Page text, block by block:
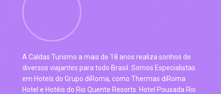
A Caldas Turismo a mais de 18 anos realiza sonhos de
diversos viajantes para todo Brasil. Somos Especialistas
em Hoteís do Grupo diRoma, como Thermas diRoma
Hotel e Hotéis do Rio Quente Resorts. Hotel Pousada Rio